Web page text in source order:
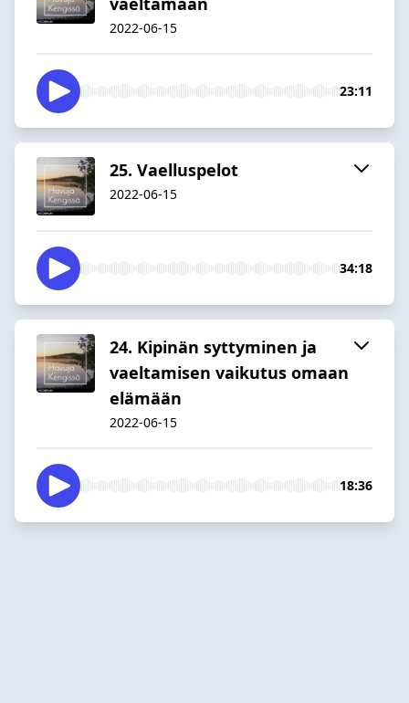
2022-06-15
23:11
25. Vaelluspelot
2022-06-15
34:18
24. Kipinän syttyminen ja
vaeltamisen vaikutus omaan
elämään
2022-06-15
18:36